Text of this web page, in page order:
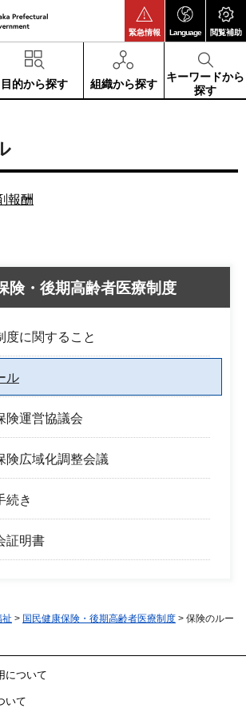
緊急情報 Language 閲覧補助
目的から探す 組織から探す
キーワードから
探す
報酬
険・後期高齢者医療制度
度に関すること
ル
険運営協議会
険広域化調整会議
続き
証明書
祉 > 国民健康保険・後期高齢者医療制度 > 保険のルー
について
いて